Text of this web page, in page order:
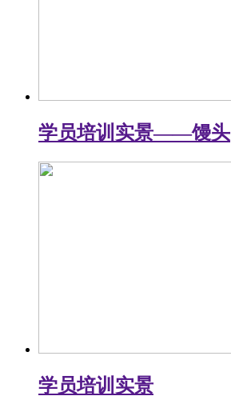
学员培训实景——馒头
学员培训实景